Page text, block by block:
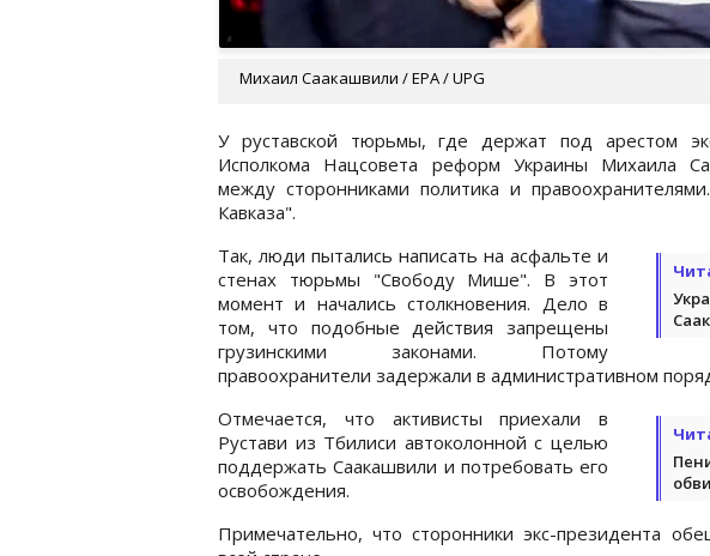
Михаил Саакашвили / EPA / UPG
У руставской тюрьмы, где держат под арестом
Исполкома Нацсовета реформ Украины Михаила
между сторонниками политика и
Кавказа".
Так, люди пытались написать на асфальте и
стенах тюрьмы "Свободу Мише". В этот
момент и начались столкновения. Дело в
том, что подобные действия запрещены
грузинскими законами. Потому
правоохранители задержали в административном
Отмечается, что активисты приехали в
Рустави из Тбилиси автоколонной с целью
поддержать Саакашвили и потребовать его
освобождения.
Примечательно, что сторонники экс-президента